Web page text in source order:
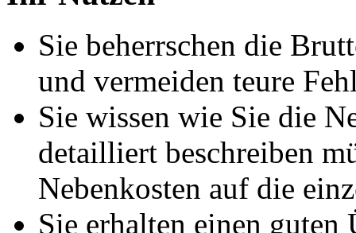
Sie beherrschen die
und vermeiden teure
Sie wissen wie Sie die
detailliert beschreiben
Nebenkosten auf die
Sie erhalten einen